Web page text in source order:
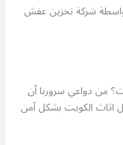
شركة تخزين عفش
من دواعي سرورنا أن
الكويت بشكل آمن